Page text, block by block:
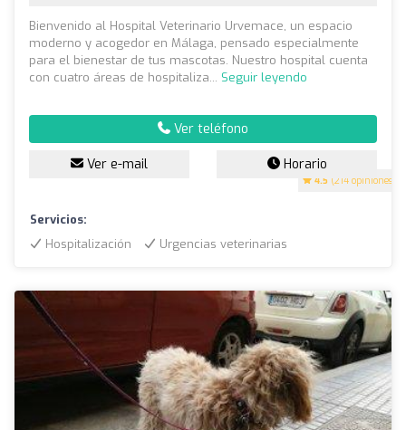
4.5 (214 opiniones)
Bienvenido al Hospital Veterinario Urvemace, un espacio
moderno y acogedor en Málaga, pensado especialmente
para el bienestar de tus mascotas. Nuestro hospital cuenta
con cuatro áreas de hospitaliza... Seguir leyendo
Ver teléfono
Ver e-mail Horario
Servicios:
Hospitalización
Urgencias veterinarias